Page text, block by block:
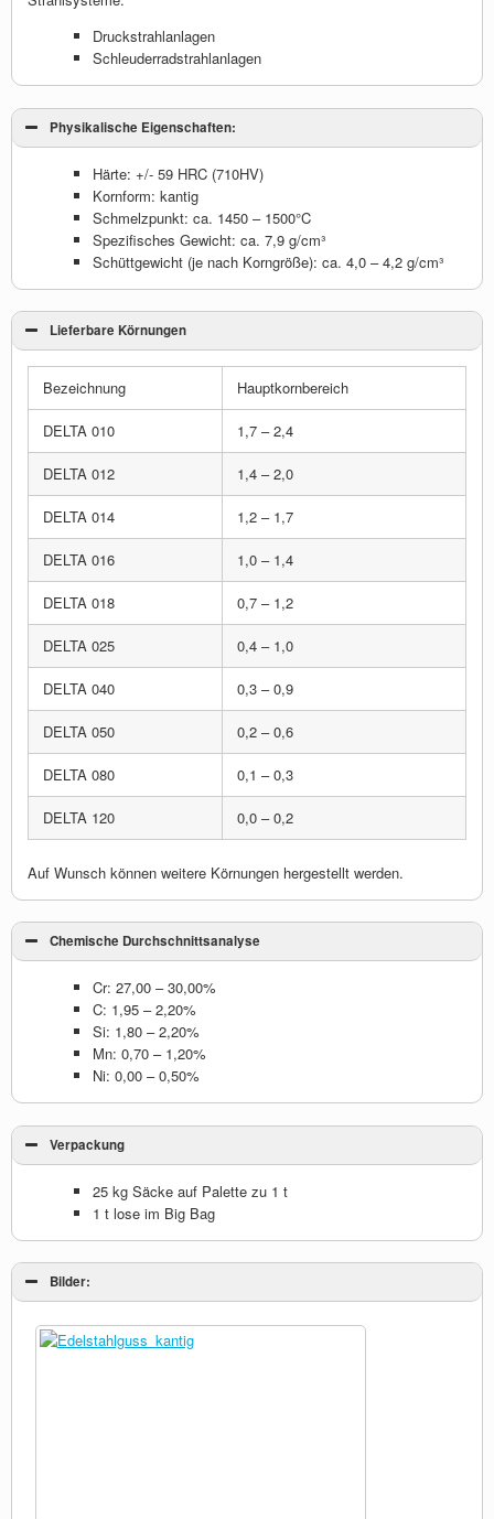
Druckstrahlanlagen
Schleuderradstrahlanlagen
Physikalische Eigenschaften:
Härte: +/- 59 HRC (710HV)
Kornform: kantig
Schmelzpunkt: ca. 1450 – 1500°C
Spezifisches Gewicht: ca. 7,9 g/cm³
Schüttgewicht (je nach Korngröße): ca. 4,0 – 4,2 g/cm³
Lieferbare Körnungen
Bezeichnung Hauptkornbereich
DELTA 010 1,7 – 2,4
DELTA 012 1,4 – 2,0
DELTA 014 1,2 – 1,7
DELTA 016 1,0 – 1,4
DELTA 018 0,7 – 1,2
DELTA 025 0,4 – 1,0
DELTA 040 0,3 – 0,9
DELTA 050 0,2 – 0,6
DELTA 080 0,1 – 0,3
DELTA 120 0,0 – 0,2
Auf Wunsch können weitere Körnungen hergestellt werden.
Chemische Durchschnittsanalyse
Cr: 27,00 – 30,00%
C: 1,95 – 2,20%
Si: 1,80 – 2,20%
Mn: 0,70 – 1,20%
Ni: 0,00 – 0,50%
Verpackung
25 kg Säcke auf Palette zu 1 t
1 t lose im Big Bag
Bilder: